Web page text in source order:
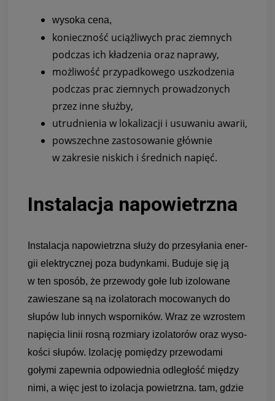
wysoka cena,
koniecz­ność uciąż­li­wych prac ziem­nych
pod­czas ich kła­dze­nia oraz naprawy,
moż­li­wość przy­pad­ko­wego uszko­dze­nia
pod­czas prac ziem­nych pro­wa­dzo­nych
przez inne służby,
utrud­nie­nia w loka­li­za­cji i usu­wa­niu awa­rii,
powszechne zasto­so­wa­nie głów­nie
w zakre­sie niskich i śred­nich napięć.
Instalacja napowietrzna
Insta­la­cja napo­wietrzna służy do prze­syłania ener­
gii elek­trycz­nej poza budyn­kami. Buduje się ją
w ten spo­sób, że prze­wody gołe lub izo­lo­wane
zawie­szane są na izo­la­to­rach moco­wa­nych do
słu­pów lub innych wspor­ni­ków. Wraz ze wzro­stem
napię­cia linii rosną roz­miary izo­la­to­rów oraz wyso­
ko­ści słu­pów. Izo­la­cję pomię­dzy prze­wo­dami
gołymi zapew­nia odpo­wied­nia odle­głość mię­dzy
nimi, a więc jest to izo­la­cja powietrzna. tam, gdzie